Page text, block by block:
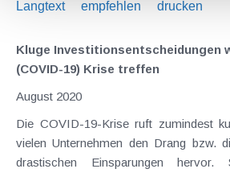
Langtext
empfehlen drucken
Kluge Investitionsentscheidungen
(COVID-19) Krise treffen
August 2020
Die COVID-19-Krise ruft zumindest
vielen Unternehmen den Drang bzw.
drastischen Einsparungen hervor. Sofern jedoch ein